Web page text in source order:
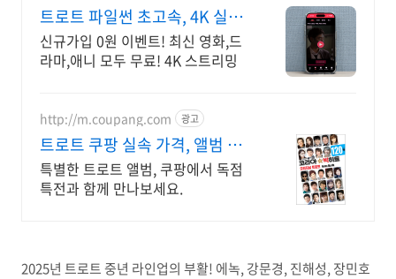
트로트 파일썬 초고속, 4K 실시
간 보기!
신규가입 0원 이벤트! 최신 영화,드
라마,애니 모두 무료! 4K 스트리밍
http://m.coupang.com 광고
트로트 쿠팡 실속 가격, 앨범 구
매 만족
특별한 트로트 앨범, 쿠팡에서 독점
특전과 함께 만나보세요.
2025년 트로트 중년 라인업의 부활! 에녹, 강문경, 진해성, 장민호